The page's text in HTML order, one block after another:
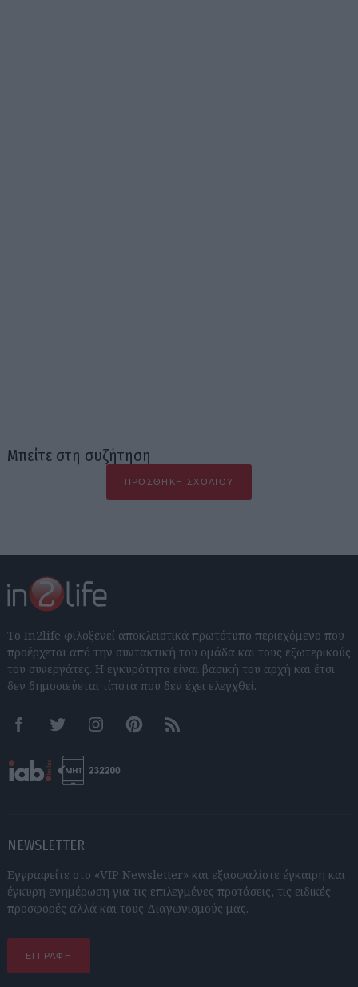
Μπείτε στη συζήτηση
ΠΡΟΣΘΉΚΗ ΣΧΟΛΊΟΥ
Το In2life φιλοξενεί αποκλειστικά πρωτότυπο περιεχόμενο που
προέρχεται από την συντακτική του ομάδα και τους εξωτερικούς
του συνεργάτες. Η εγκυρότητα είναι βασική του αρχή και έτσι
δεν δημοσιεύεται τίποτα που δεν έχει ελεγχθεί.
FacebookTwitter InstagramPinterestRSS feeds
NEWSLETTER
Εγγραφείτε στο «VIP Newsletter» και εξασφαλίστε έγκαιρη και
έγκυρη ενημέρωση για τις επιλεγμένες προτάσεις, τις ειδικές
προσφορές αλλά και τους Διαγωνισμούς μας.
ΕΓΓΡΑΦΗ